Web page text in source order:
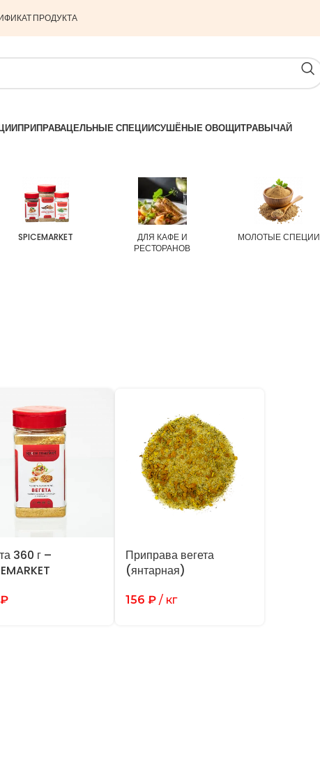
ПРОДУКТА
ПРИПРАВАЦЕЛЬНЫЕ СПЕЦИИСУШЁНЫЕ ОВОЩИТРАВЫЧАЙ
SPICEMARKET
ДЛЯ КАФЕ И
РЕСТОРАНОВ
МОЛОТЫЕ СПЕЦИИ
360 г –
₽
Приправа вегета
(янтарная)
156₽ / кг